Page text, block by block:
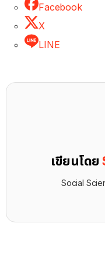
Facebook
X
LINE
เขียนโดย
Social